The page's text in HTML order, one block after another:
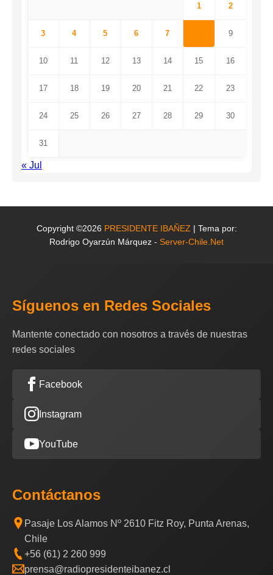
1 2
3 4 5 6 7 9
10 11 12 13 14 15 16
17 18 19 20 21 22 23
24 25 26 27 28 29 30
31
« Jul
Copyright ©2026 PRESIDENTE IBAÑEZ | Tema por:
Rodrigo Oyarzún Márquez - Server-Chile.Net
Síguenos en Redes Sociales
Mantente conectado con nosotros a través de nuestras
redes sociales
Facebook
Instagram
YouTube
Contáctanos
Pasaje Los Alamos Nº 2610 Fitz Roy, Punta Arenas,
Chile
+56 (61) 2 260 999
prensa@radiopresidenteibanez.cl